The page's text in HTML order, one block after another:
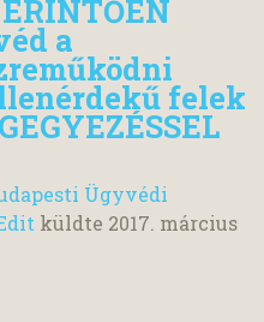
a
felek
Ügyvédi
küldte 2017. március